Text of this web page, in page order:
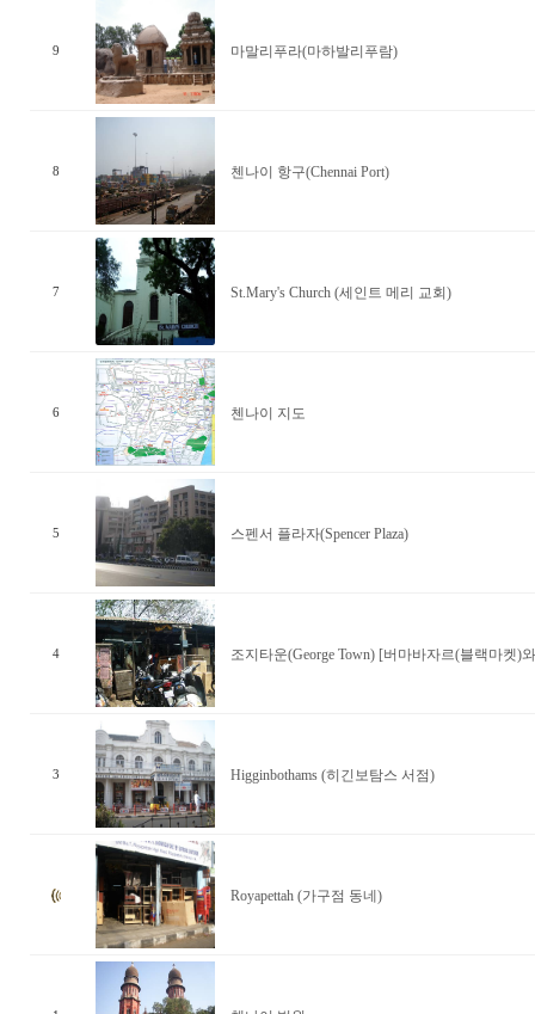
9 마말리푸라(마하발리푸람)
8 첸나이 항구(Chennai Port)
7 St.Mary's Church (세인트 메리 교회)
6 첸나이 지도
5 스펜서 플라자(Spencer Plaza)
4 조지타운(George Town) [버마바자르(블랙마켓)
3 Higginbothams (히긴보탐스 서점)
Royapettah (가구점 동네)